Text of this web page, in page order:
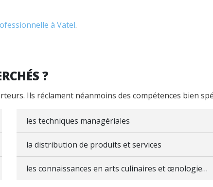
à Vatel.
?
Ils réclament néanmoins des compétences bien
les techniques managériales
la distribution de produits et services
les connaissances en arts culinaires et œnologie…